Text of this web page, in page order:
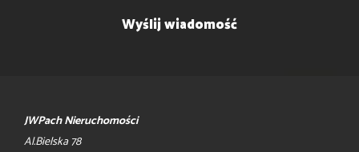
JWPach Nieruchomości
Al.Bielska 78